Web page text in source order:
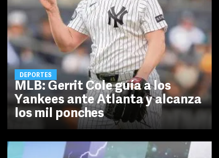
DEPORTES
MLB: Gerrit Cole guía a los
Yankees ante Atlanta y alcanza
los mil ponches